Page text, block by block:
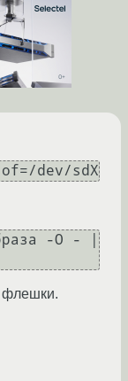
-O - |
флешки.